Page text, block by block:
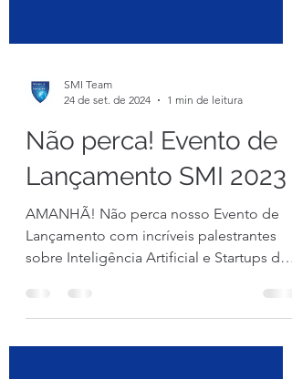
24 de set. de 2024
1 min de leitura
Não perca! Evento de
Lançamento SMI 2023
AMANHÃ! Não perca nosso Evento de
sobre Inteligência Artificial e Startups da
Saúde.